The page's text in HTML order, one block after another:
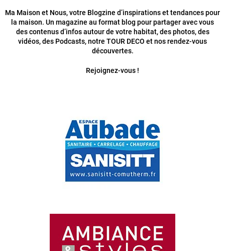
Ma Maison et Nous, votre Blogzine d’inspirations et tendances pour
la maison. Un magazine au format blog pour partager avec vous
des contenus d’infos autour de votre habitat, des photos, des
vidéos, des Podcasts, notre TOUR DECO et nos rendez-vous
découvertes.
Rejoignez-vous !